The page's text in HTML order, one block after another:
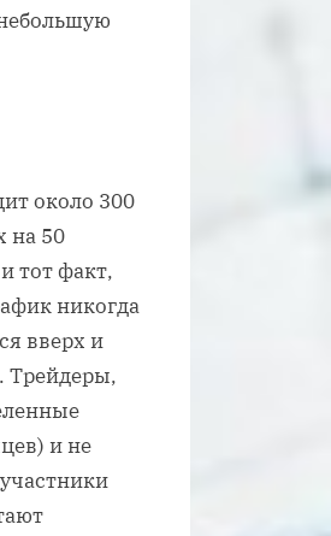
около 300
на 50
тот факт,
никогда
вверх и
Трейдеры,
и не